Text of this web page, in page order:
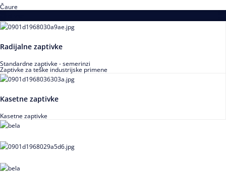
Čaure
Radijalne zaptivke
Standardne zaptivke - semerinzi
Zaptivke za teške industrijske primene
Kasetne zaptivke
Kasetne zaptivke